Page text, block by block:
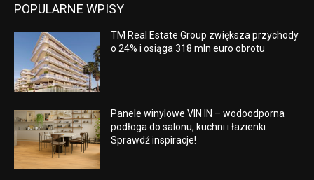
POPULARNE WPISY
TM Real Estate Group zwiększa przychody
o 24% i osiąga 318 mln euro obrotu
Panele winylowe VIN IN – wodoodporna
podłoga do salonu, kuchni i łazienki.
Sprawdź inspiracje!